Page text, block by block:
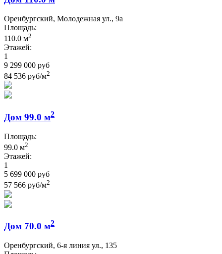
Оренбургский, Молодежная ул., 9а
Площадь:
110.0 м2
Этажей:
1
9 299 000 руб
84 536 руб/м2
Дом 99.0 м2
Площадь:
99.0 м2
Этажей:
1
5 699 000 руб
57 566 руб/м2
Дом 70.0 м2
Оренбургский, 6-я линия ул., 135